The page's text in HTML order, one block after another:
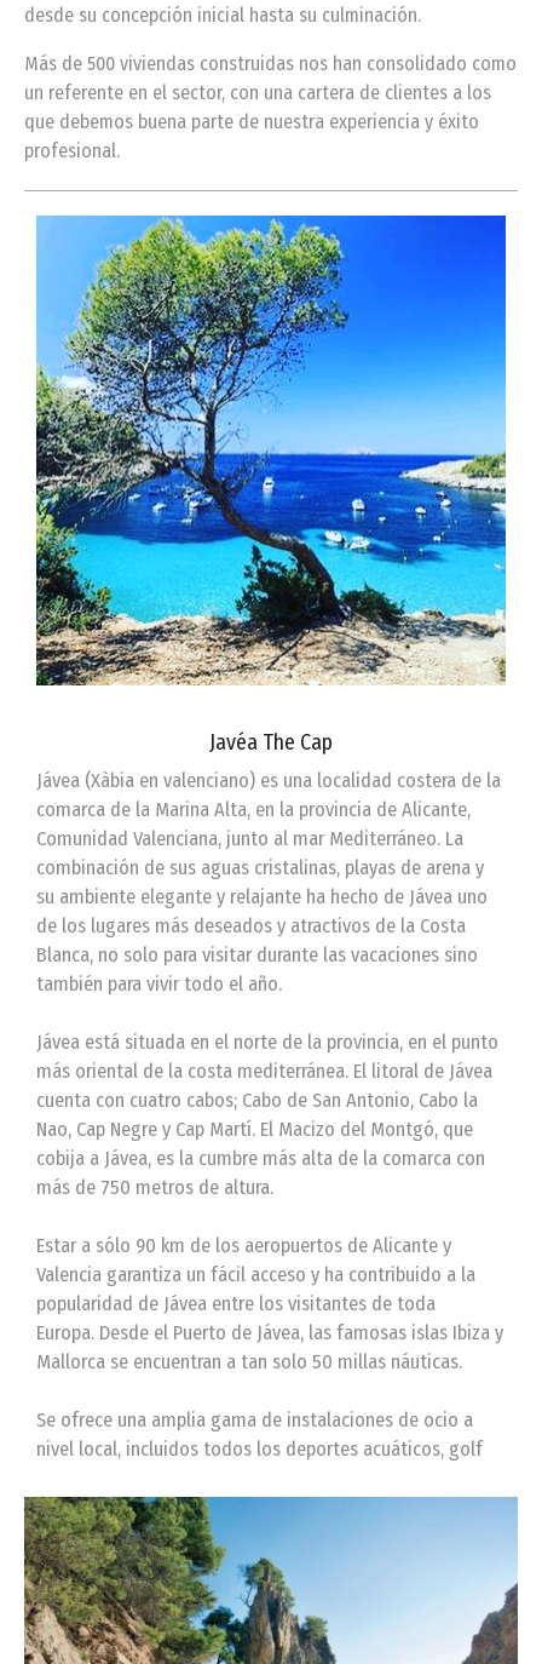
desde su concepción inicial hasta su culminación.
Más de 500 viviendas construidas nos han consolidado como
un referente en el sector, con una cartera de clientes a los
que debemos buena parte de nuestra experiencia y éxito
profesional.
Javéa The Cap
Jávea (Xàbia en valenciano) es una localidad costera de la
comarca de la Marina Alta, en la provincia de Alicante,
Comunidad Valenciana, junto al mar Mediterráneo. La
combinación de sus aguas cristalinas, playas de arena y
su ambiente elegante y relajante ha hecho de Jávea uno
de los lugares más deseados y atractivos de la Costa
Blanca, no solo para visitar durante las vacaciones sino
también para vivir todo el año.
Jávea está situada en el norte de la provincia, en el punto
más oriental de la costa mediterránea. El litoral de Jávea
cuenta con cuatro cabos; Cabo de San Antonio, Cabo la
Nao, Cap Negre y Cap Martí. El Macizo del Montgó, que
cobija a Jávea, es la cumbre más alta de la comarca con
más de 750 metros de altura.
Estar a sólo 90 km de los aeropuertos de Alicante y
Valencia garantiza un fácil acceso y ha contribuido a la
popularidad de Jávea entre los visitantes de toda
Europa. Desde el Puerto de Jávea, las famosas islas Ibiza y
Mallorca se encuentran a tan solo 50 millas náuticas.
Se ofrece una amplia gama de instalaciones de ocio a
nivel local, incluidos todos los deportes acuáticos, golf